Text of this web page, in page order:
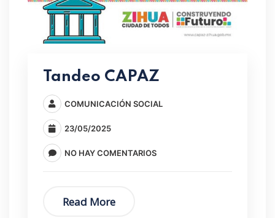
Tandeo CAPAZ
COMUNICACIÓN SOCIAL
23/05/2025
NO HAY COMENTARIOS
Read More